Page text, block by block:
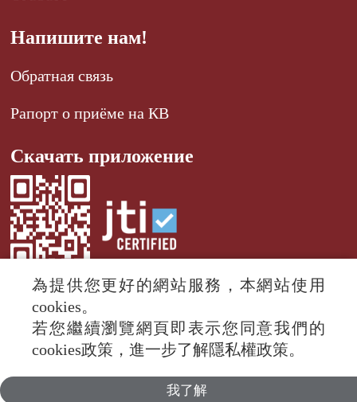
Напишите нам!
Обратная связь
Рапорт о приёме на КВ
Скачать приложение
© 2024 RTI (Radio Taiwan International).
All rights reserved.
為提供您更好的網站服務，本網站使用
cookies。
若您繼續瀏覽網頁即表示您同意我們的
cookies政策，進一步了解隱私權政策。
我了解